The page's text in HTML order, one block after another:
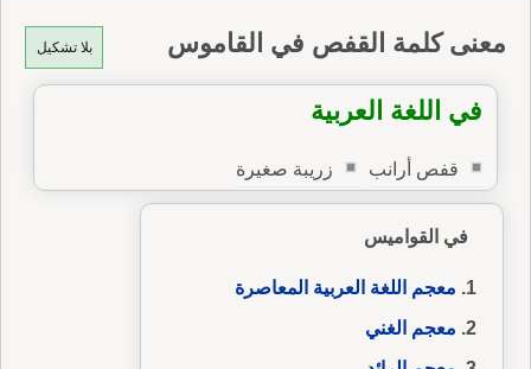
بلا تشكيل معنى كلمة القفص في القاموس
في اللغة العربية
قفص أرانب زريبة صغيرة
في القواميس
معجم اللغة العربية المعاصرة
معجم الغني